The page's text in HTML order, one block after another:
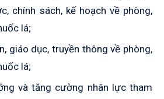
chính sách, kế hoạch về phòng,
lá;
giáo dục, truyền thông về phòng,
lá;
và tăng cường nhân lực tham